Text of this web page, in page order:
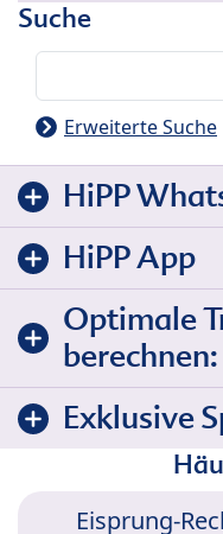
Suche
Erweiterte Suche
HiPP
HiPP App
Optimale
berechnen:
Exklusive
Eisprung-